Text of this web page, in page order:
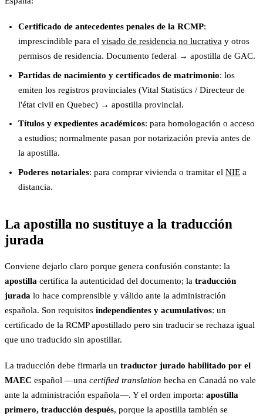
Certificado de antecedentes penales de la RCMP:
imprescindible para el visado de residencia no lucrativa y otros
permisos de residencia. Documento federal → apostilla de GAC.
Partidas de nacimiento y certificados de matrimonio: los
emiten los registros provinciales (Vital Statistics / Directeur de
l'état civil en Quebec) → apostilla provincial.
Títulos y expedientes académicos: para homologación o acceso
a estudios; normalmente pasan por notarización previa antes de
la apostilla.
Poderes notariales: para comprar vivienda o tramitar el NIEa
distancia.
La apostilla no sustituye a la traducción
jurada
Conviene dejarlo claro porque genera confusión constante: la
apostilla certifica la autenticidad del documento; la traducción
jurada lo hace comprensible y válido ante la administración
española. Son requisitos independientes y acumulativos: un
certificado de la RCMP apostillado pero sin traducir se rechaza igual
que uno traducido sin apostillar.
La traducción debe firmarla un traductor jurado habilitado por el
MAEC español —una certified translation hecha en Canadá no vale
ante la administración española—. Y el orden importa: apostilla
primero, traducción después, porque la apostilla también se